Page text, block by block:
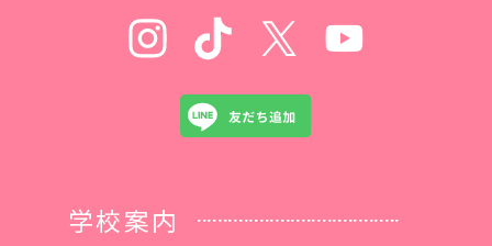
学校案内